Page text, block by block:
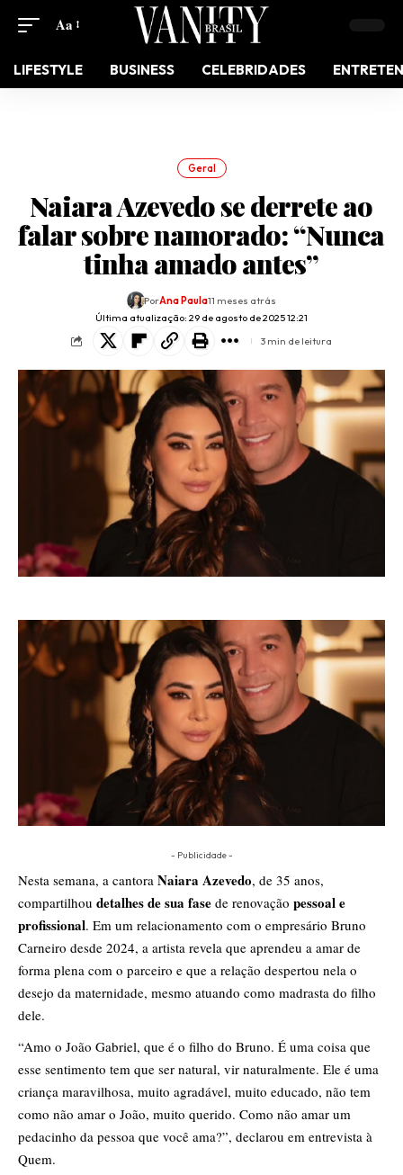
Aa
LIFESTYLE BUSINESS CELEBRIDADES
Geral
Naiara Azevedo se derrete ao
falar sobre namorado: “Nunca
tinha amado antes”
Última atualização: 29 de agosto de 2025 12:21
PorAna Paula11 meses atrás
3 min de leitura
- Publicidade -
Nesta semana, a cantora Naiara Azevedo, de 35 anos,
compartilhou detalhes de sua fase de renovação pessoal e
profissional. Em um relacionamento com o empresário Bruno
Carneiro desde 2024, a artista revela que aprendeu a amar de
forma plena com o parceiro e que a relação despertou nela o
desejo da maternidade, mesmo atuando como madrasta do filho
dele.
“Amo o João Gabriel, que é o filho do Bruno. É uma coisa que
esse sentimento tem que ser natural, vir naturalmente. Ele é uma
criança maravilhosa, muito agradável, muito educado, não tem
como não amar o João, muito querido. Como não amar um
pedacinho da pessoa que você ama?”, declarou em entrevista à
Quem.